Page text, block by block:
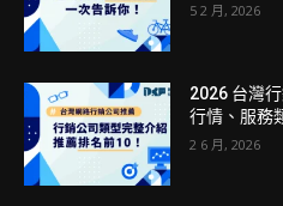
5 2 月, 2026
2026 台灣
行情、服務
2 6 月, 2026